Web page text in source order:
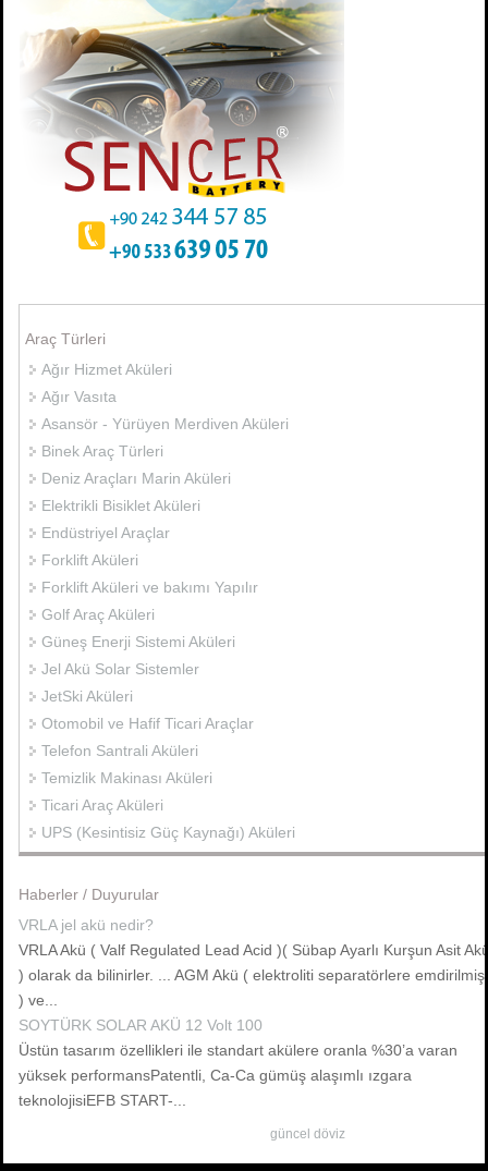
Araç Türleri
Ağır Hizmet Aküleri
Ağır Vasıta
Asansör - Yürüyen Merdiven Aküleri
Binek Araç Türleri
Deniz Araçları Marin Aküleri
Elektrikli Bisiklet Aküleri
Endüstriyel Araçlar
Forklift Aküleri
Forklift Aküleri ve bakımı Yapılır
Golf Araç Aküleri
Güneş Enerji Sistemi Aküleri
Jel Akü Solar Sistemler
JetSki Aküleri
Otomobil ve Hafif Ticari Araçlar
Telefon Santrali Aküleri
Temizlik Makinası Aküleri
Ticari Araç Aküleri
UPS (Kesintisiz Güç Kaynağı) Aküleri
Haberler / Duyurular
VRLA jel akü nedir?
VRLA Akü ( Valf Regulated Lead Acid )( Sübap Ayarlı Kurşun Asit
) olarak da bilinirler. ... AGM Akü ( elektroliti separatörlere emdirilmiş
) ve...
SOYTÜRK SOLAR AKÜ 12 Volt 100
Üstün tasarım özellikleri ile standart akülere oranla %30’a varan
yüksek performansPatentli, Ca-Ca gümüş alaşımlı ızgara
teknolojisiEFB START-...
güncel döviz